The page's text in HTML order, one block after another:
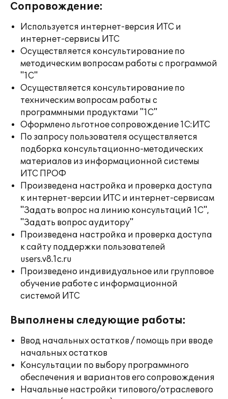
Сопровождение:
Используется интернет-версия ИТС и
интернет-сервисы ИТС
Осуществляется консультирование по
методическим вопросам работы с программой
"1С"
Осуществляется консультирование по
техническим вопросам работы с
программными продуктами "1С"
Оформлено льготное сопровождение 1С:ИТС
По запросу пользователя осуществляется
подборка консультационно-методических
материалов из информационной системы
ИТС ПРОФ
Произведена настройка и проверка доступа
к интернет-версии ИТС и интернет-сервисам
"Задать вопрос на линию консультаций 1С",
"Задать вопрос аудитору"
Произведена настройка и проверка доступа
к сайту поддержки пользователей
users.v8.1c.ru
Произведено индивидуальное или групповое
обучение работе с информационной
системой ИТС
Выполнены следующие работы:
Ввод начальных остатков / помощь при вводе
начальных остатков
Консультации по выбору программного
обеспечения и вариантов его сопровождения
Начальные настройки типового/отраслевого